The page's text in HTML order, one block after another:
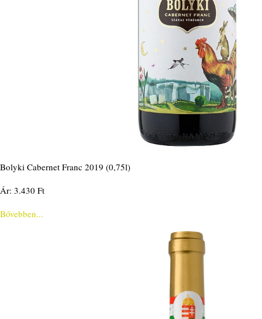
Bolyki Cabernet Franc 2019 (0,75l)
Ár: 3.430 Ft
Bővebben...